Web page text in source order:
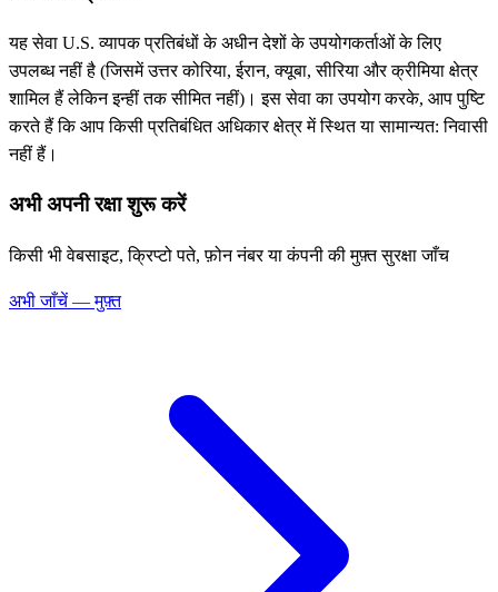
यह सेवा U.S. व्यापक प्रतिबंधों के अधीन देशों के उपयोगकर्ताओं के लिए
उपलब्ध नहीं है (जिसमें उत्तर कोरिया, ईरान, क्यूबा, सीरिया और क्रीमिया क्षेत्र
शामिल हैं लेकिन इन्हीं तक सीमित नहीं)। इस सेवा का उपयोग करके, आप पुष्टि
करते हैं कि आप किसी प्रतिबंधित अधिकार क्षेत्र में स्थित या सामान्यत: निवासी
नहीं हैं।
अभी अपनी रक्षा शुरू करें
किसी भी वेबसाइट, क्रिप्टो पते, फ़ोन नंबर या कंपनी की मुफ़्त सुरक्षा जाँच
अभी जाँचें — मुफ़्त